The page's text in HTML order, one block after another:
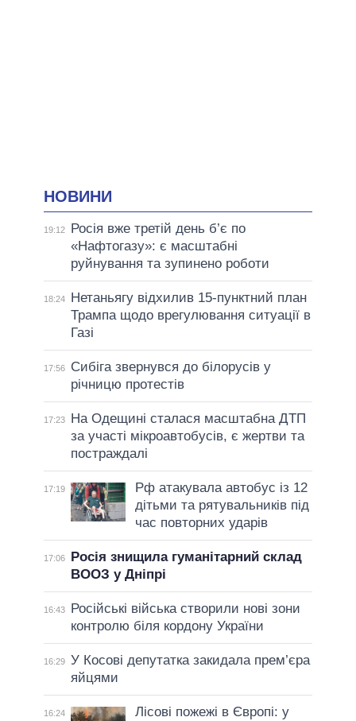
НОВИНИ
19:12
Росія вже третій день б’є по
«Нафтогазу»: є масштабні
руйнування та зупинено роботи
18:24
Нетаньягу відхилив 15-пунктний план
Трампа щодо врегулювання ситуації в
Газі
17:56
Сибіга звернувся до білорусів у
річницю протестів
17:23
На Одещині сталася масштабна ДТП
за участі мікроавтобусів, є жертви та
постраждалі
17:19
Рф атакувала автобус із 12
дітьми та рятувальників під
час повторних ударів
17:06
Росія знищила гуманітарний склад
ВООЗ у Дніпрі
16:43
Російські війська створили нові зони
контролю біля кордону України
16:29 У Косові депутатка закидала прем’єра
яйцями
16:24
Лісові пожежі в Європі: у